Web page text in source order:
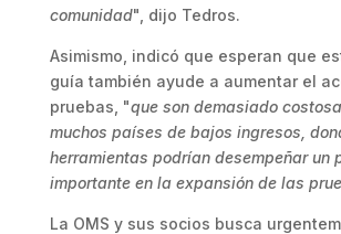
comunidad", dijo Tedros.
Asimismo, indicó que esperan que
guía también ayude a aumentar el
pruebas, "que son demasiado
muchos países de bajos ingresos,
herramientas podrían desempeñar un
importante en la expansión de las
La OMS y sus socios busca